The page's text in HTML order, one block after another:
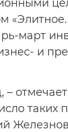
март
и
–